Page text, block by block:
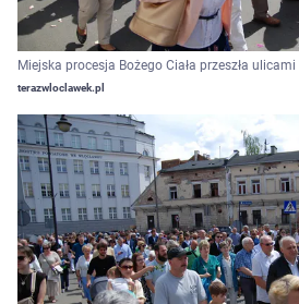
Miejska procesja Bożego Ciała przeszła ulicami
terazwloclawek.pl